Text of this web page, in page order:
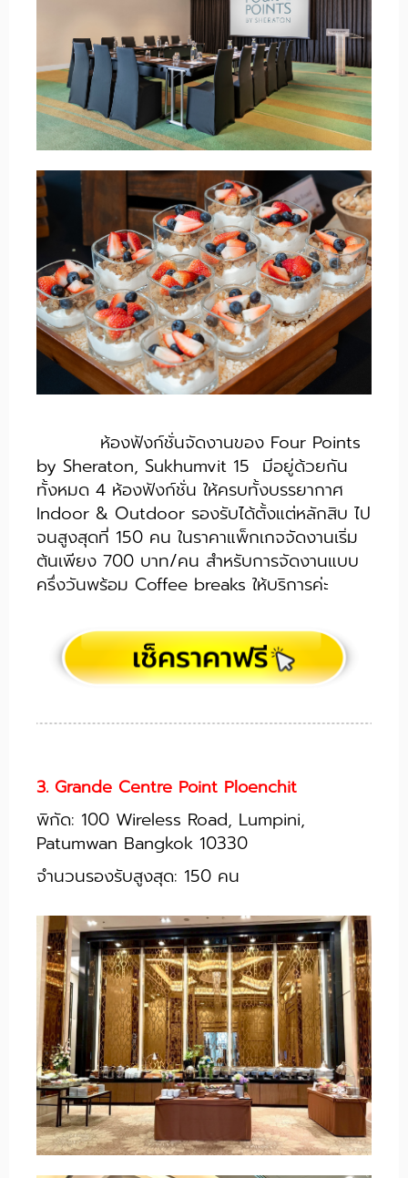
ห้องฟังก์ชั่นจัดงานของ Four Points
by Sheraton, Sukhumvit 15 มีอยู่ด้วยกัน
ทั้งหมด 4 ห้องฟังก์ชั่น ให้ครบทั้งบรรยากาศ
Indoor & Outdoor รองรับได้ตั้งแต่หลักสิบ ไป
จนสูงสุดที่ 150 คน ในราคาแพ็กเกจจัดงานเริ่ม
ต้นเพียง 700 บาท/คน สำหรับการจัดงานแบบ
ครึ่งวันพร้อม Coffee breaks ให้บริการค่ะ
3. Grande Centre Point Ploenchit
พิกัด: 100 Wireless Road, Lumpini,
Patumwan Bangkok 10330
จำนวนรองรับสูงสุด: 150 คน